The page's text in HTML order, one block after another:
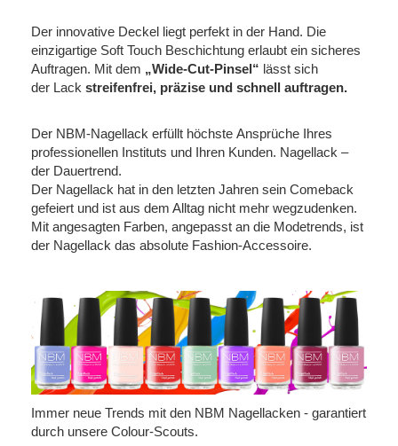
Der innovative Deckel liegt perfekt in der Hand. Die
einzigartige Soft Touch Beschichtung erlaubt ein sicheres
Auftragen. Mit dem „Wide-Cut-Pinsel“ lässt sich
der Lack streifenfrei, präzise und schnell auftragen.
Der NBM-Nagellack erfüllt höchste Ansprüche Ihres
professionellen Instituts und Ihren Kunden. Nagellack –
der Dauertrend.
Der Nagellack hat in den letzten Jahren sein Comeback
gefeiert und ist aus dem Alltag nicht mehr wegzudenken.
Mit angesagten Farben, angepasst an die Modetrends, ist
der Nagellack das absolute Fashion-Accessoire.
Immer neue Trends mit den NBM Nagellacken - garantiert
durch unsere Colour-Scouts.